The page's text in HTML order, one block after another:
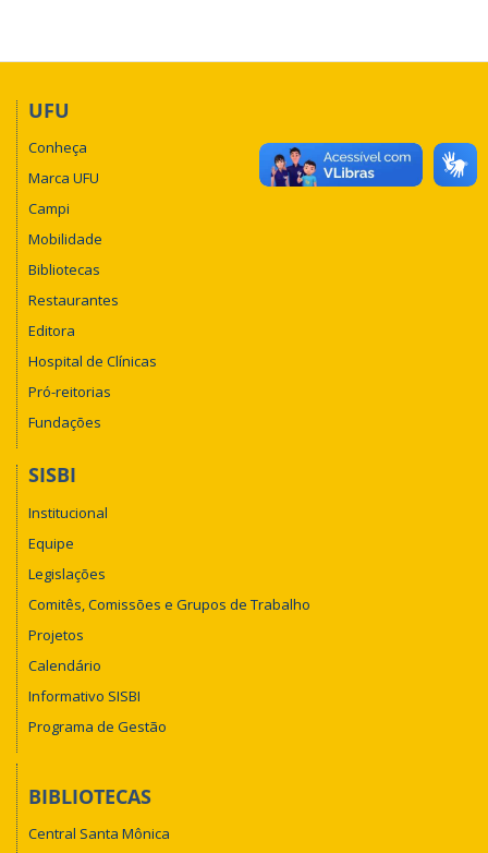
UFU
Conheça
Marca UFU
Campi
Mobilidade
Bibliotecas
Restaurantes
Editora
Hospital de Clínicas
Pró-reitorias
Fundações
SISBI
Institucional
Equipe
Legislações
Comitês, Comissões e Grupos de Trabalho
Projetos
Calendário
Informativo SISBI
Programa de Gestão
BIBLIOTECAS
Central Santa Mônica